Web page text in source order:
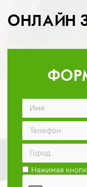
ОНЛАЙН
Нажимая